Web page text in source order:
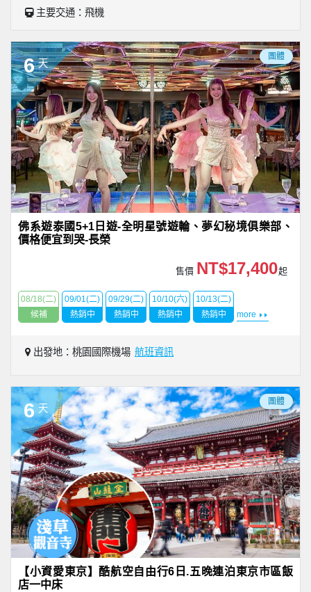
主要交通：飛機
6 天
團體
佛系遊泰國5+1日遊-全明星號遊輪、夢幻秘境俱樂部、
價格便宜到哭-長榮
售價 NT$17,400起
08/18(二)
候補
09/01(二)
熱銷中
09/29(二)
熱銷中
10/10(六)
熱銷中
10/13(二)
熱銷中
more
出發地：桃園國際機場 航班資訊
6 天
團體
【小資愛東京】酷航空自由行6日.五晚連泊東京市區飯
店一中床